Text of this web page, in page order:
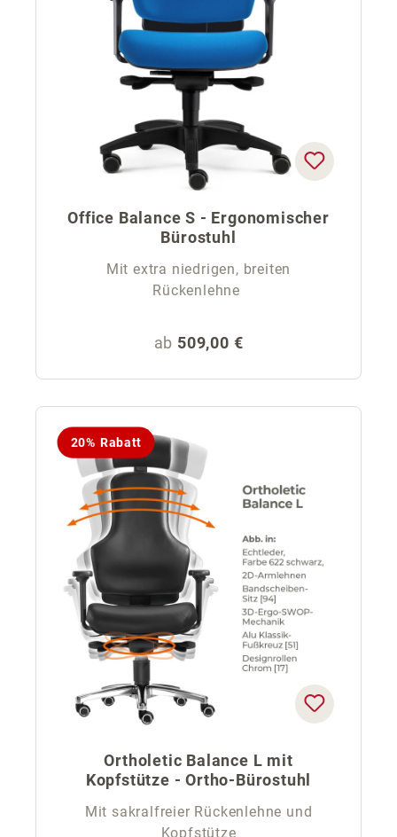
Office Balance S - Ergonomischer
Bürostuhl
Mit extra niedrigen, breiten
Rückenlehne
Regulärer Preis:
ab 509,00 €
20% Rabatt
Ortholetic Balance L mit
Kopfstütze - Ortho-Bürostuhl
Mit sakralfreier Rückenlehne und
Kopfstütze